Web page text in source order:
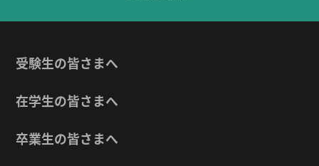
受験生の皆さまへ
在学生の皆さまへ
卒業生の皆さまへ